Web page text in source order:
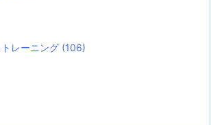
レーニング (106)